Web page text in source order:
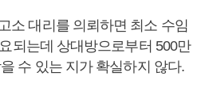
소 대리를 의뢰하면 최소 수임
되는데 상대방으로부터 500만
수 있는 지가 확실하지 않다.